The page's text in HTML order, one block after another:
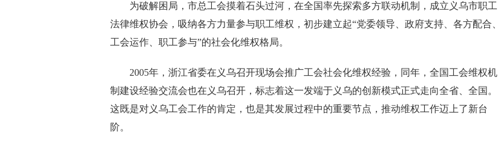
为破解困局，市总工会摸着石头过河，在全国率先探索多方联动机制，成立义乌市职工
法律维权协会，吸纳各方力量参与职工维权，初步建立起“党委领导、政府支持、各方配合、
工会运作、职工参与”的社会化维权格局。
2005年，浙江省委在义乌召开现场会推广工会社会化维权经验，同年，全国工会维权机
制建设经验交流会也在义乌召开，标志着这一发端于义乌的创新模式正式走向全省、全国。
这既是对义乌工会工作的肯定，也是其发展过程中的重要节点，推动维权工作迈上了新台
阶。